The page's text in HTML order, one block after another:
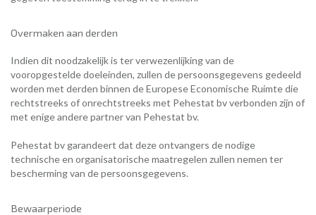
Overmaken aan derden
Indien dit noodzakelijk is ter verwezenlijking van de
vooropgestelde doeleinden, zullen de persoonsgegevens gedeeld
worden met derden binnen de Europese Economische Ruimte die
rechtstreeks of onrechtstreeks met Pehestat bv verbonden zijn of
met enige andere partner van Pehestat bv.
Pehestat bv garandeert dat deze ontvangers de nodige
technische en organisatorische maatregelen zullen nemen ter
bescherming van de persoonsgegevens.
Bewaarperiode